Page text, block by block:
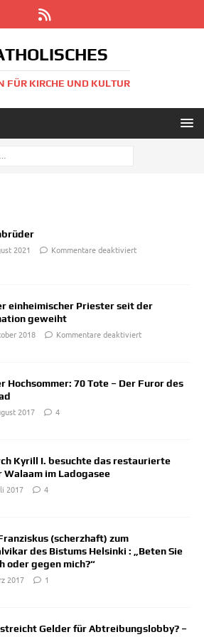
FÜR KIRCHE UND KULTUR
2021
Kommentare deaktiviert
einheimischer Priester seit der
geweiht
2018
Kommentare deaktiviert
Hochsommer: 70 Tote – Der Furor des
2017
4
Kyrill I. besuchte das restaurierte
Walaam im Ladogasee
2017
4
(scherzhaft) zum
des Bistums Helsinki : „Beten Sie
oder gegen mich?“
2017
1
Gelder für Abtreibungslobby? –